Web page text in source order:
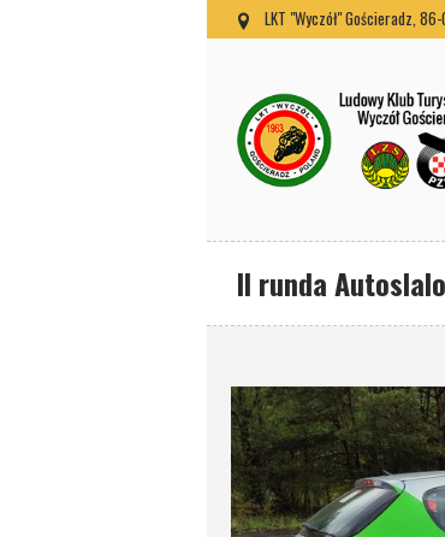
LKT "Wyczół" Gościeradz, 86-
II runda